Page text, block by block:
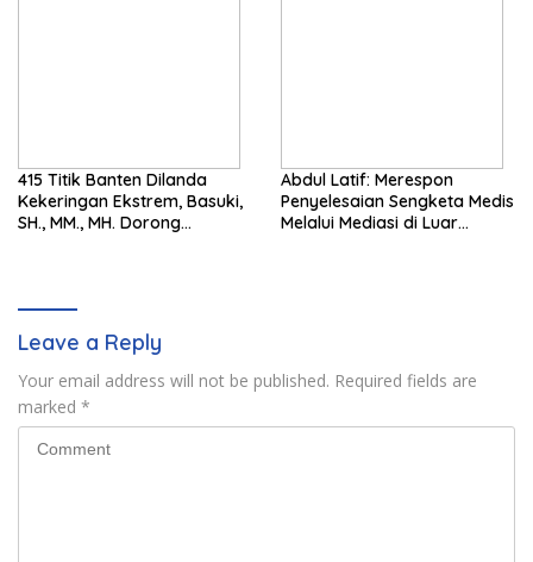
415 Titik Banten Dilanda
Kekeringan Ekstrem, Basuki,
SH., MM., MH. Dorong
Abdul Latif: Merespon
Penyelesaian Sengketa Medis
Melalui Mediasi di Luar
Leave a Reply
Your email address will not be published. Required fields are
marked *